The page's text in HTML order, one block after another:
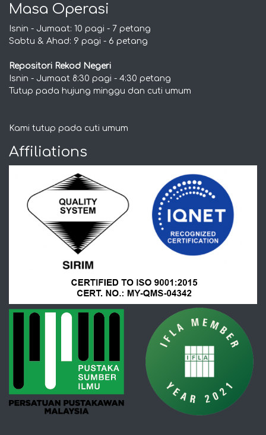
Masa Operasi
Isnin - Jumaat: 10 pagi - 7 petang
Sabtu & Ahad: 9 pagi - 6 petang
Repositori Rekod Negeri
Isnin - Jumaat 8:30 pagi - 4:30 petang
Tutup pada hujung minggu dan cuti umum
Kami tutup pada cuti umum
Affiliations